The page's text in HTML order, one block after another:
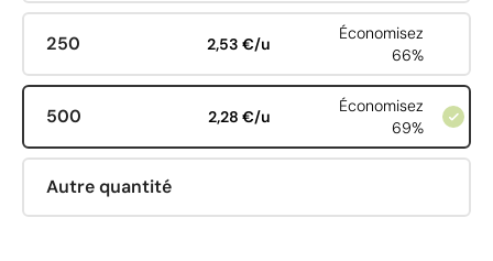
250 2,53 €/u
Économisez
66%
500 2,28 €/u
Économisez
69%
Autre quantité